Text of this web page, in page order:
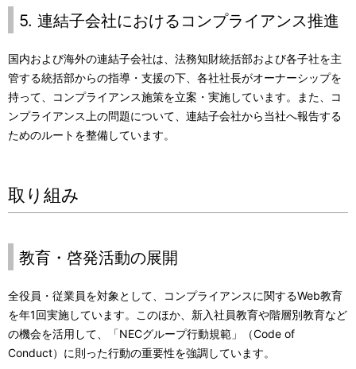
5. 連結子会社におけるコンプライアンス推進
国内および海外の連結子会社は、法務知財統括部および各子社を主
管する統括部からの指導・支援の下、各社社長がオーナーシップを
持って、コンプライアンス施策を立案・実施しています。また、コ
ンプライアンス上の問題について、連結子会社から当社へ報告する
ためのルートを整備しています。
取り組み
教育・啓発活動の展開
全役員・従業員を対象として、コンプライアンスに関するWeb教育
を年1回実施しています。このほか、新入社員教育や階層別教育など
の機会を活用して、「NECグループ行動規範」（Code of
Conduct）に則った行動の重要性を強調しています。